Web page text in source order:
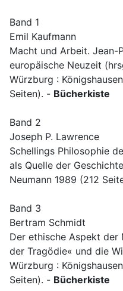
Band 1
Emil Kaufmann
Macht und Arbeit. Jean-
europäische Neuzeit
Würzburg :
Seiten). - Bücherkiste
Band 2
Joseph P. Lawrence
Schellings Philosophie
als Quelle der
Neumann 1989 (212
Band 3
Bertram Schmidt
Der ethische Aspekt der
der Tragödie« und die
Würzburg :
Seiten). - Bücherkiste